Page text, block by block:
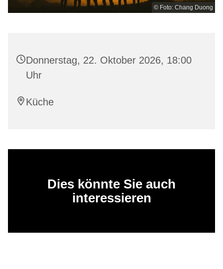
© Foto: Chang Duong
Donnerstag, 22. Oktober 2026, 18:00
Uhr
Küche
Dies könnte Sie auch
interessieren